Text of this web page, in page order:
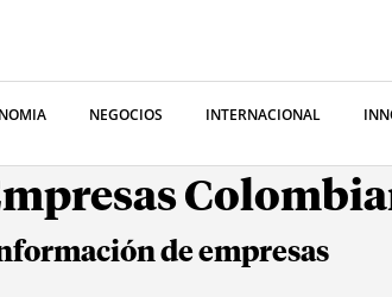
NEGOCIOS INTERNACIONAL
de empresas